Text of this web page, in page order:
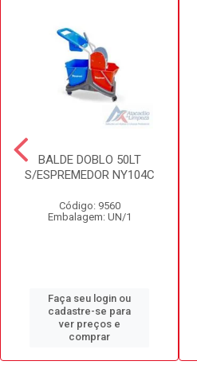
BALDE DOBLO 50LT
S/ESPREMEDOR NY104C
Código: 9560
Embalagem: UN/1
Faça seu login ou
cadastre-se para
ver preços e
comprar